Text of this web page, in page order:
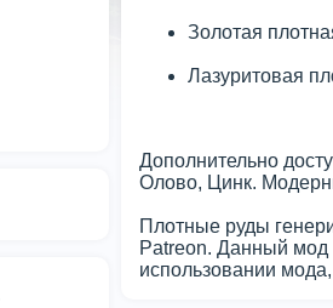
Золотая
Лазуритовая
Дополнительно
Олово, Цинк.
Плотные руды
Patreon. Данный мод
использовании